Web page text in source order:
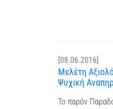
[08.06.2016]
Μελέτη
Ψυχική
Το παρόν